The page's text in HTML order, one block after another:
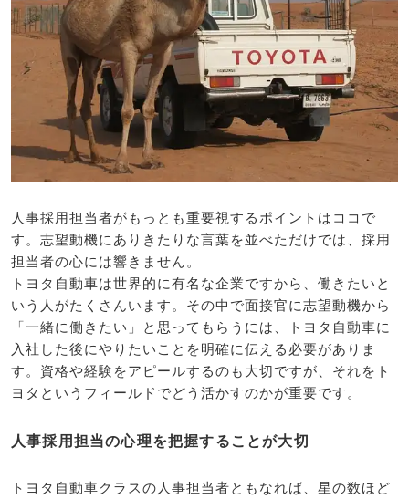
人事採用担当者がもっとも重要視するポイントはココで
す。志望動機にありきたりな言葉を並べただけでは、採用
担当者の心には響きません。
トヨタ自動車は世界的に有名な企業ですから、働きたいと
いう人がたくさんいます。その中で面接官に志望動機から
「一緒に働きたい」と思ってもらうには、トヨタ自動車に
入社した後にやりたいことを明確に伝える必要がありま
す。資格や経験をアピールするのも大切ですが、それをト
ヨタというフィールドでどう活かすのかが重要です。
人事採用担当の心理を把握することが大切
トヨタ自動車クラスの人事担当者ともなれば、星の数ほど